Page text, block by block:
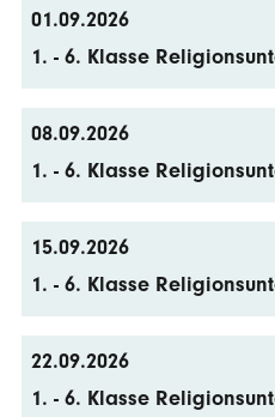
01.09.2026
1. - 6. Klasse
08.09.2026
1. - 6. Klasse
15.09.2026
1. - 6. Klasse
22.09.2026
1. - 6. Klasse